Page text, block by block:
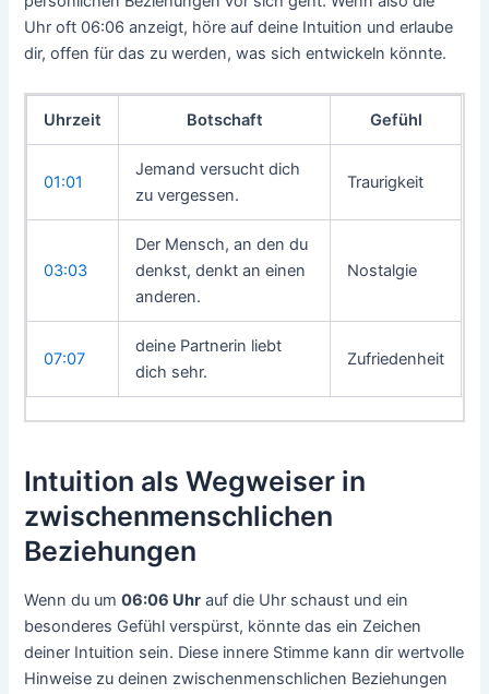
Uhr oft 06:06 anzeigt, höre auf deine Intuition und erlaube
dir, offen für das zu werden, was sich entwickeln könnte.
Uhrzeit Botschaft Gefühl
01:01
Jemand versucht dich
zu vergessen.
Traurigkeit
03:03
Der Mensch, an den du
denkst, denkt an einen
anderen.
Nostalgie
07:07
deine Partnerin liebt
dich sehr.
Zufriedenheit
Intuition als Wegweiser in
zwischenmenschlichen
Beziehungen
Wenn du um06:06 Uhr auf die Uhr schaust und ein
besonderes Gefühl verspürst, könnte das ein Zeichen
deiner Intuition sein. Diese innere Stimme kann dir wertvolle
Hinweise zu deinen zwischenmenschlichen Beziehungen